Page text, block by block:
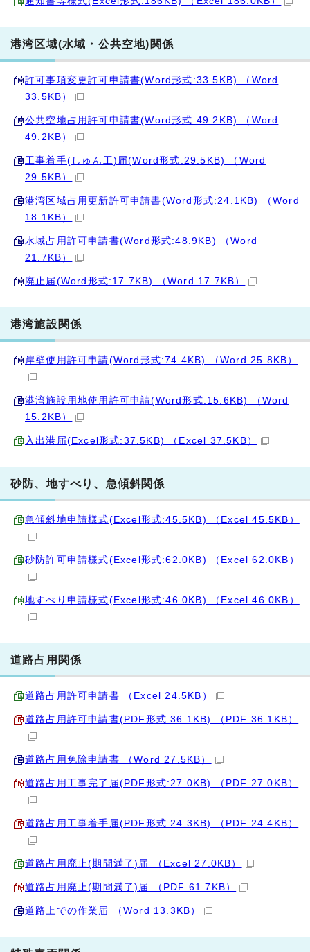
港湾区域(水域・公共空地)関係
許可事項変更許可申請書(Word形式:33.5KB) （Word
33.5KB）
公共空地占用許可申請書(Word形式:49.2KB) （Word
49.2KB）
工事着手(しゅん工)届(Word形式:29.5KB) （Word
29.5KB）
港湾区域占用更新許可申請書(Word形式:24.1KB) （Word
18.1KB）
水域占用許可申請書(Word形式:48.9KB) （Word
21.7KB）
廃止届(Word形式:17.7KB) （Word 17.7KB）
港湾施設関係
岸壁使用許可申請(Word形式:74.4KB) （Word 25.8KB）
港湾施設用地使用許可申請(Word形式:15.6KB) （Word
15.2KB）
入出港届(Excel形式:37.5KB) （Excel 37.5KB）
砂防、地すべり、急傾斜関係
急傾斜地申請様式(Excel形式:45.5KB) （Excel 45.5KB）
砂防許可申請様式(Excel形式:62.0KB) （Excel 62.0KB）
地すべり申請様式(Excel形式:46.0KB) （Excel 46.0KB）
道路占用関係
道路占用許可申請書 （Excel 24.5KB）
道路占用許可申請書(PDF形式:36.1KB) （PDF 36.1KB）
道路占用免除申請書 （Word 27.5KB）
道路占用工事完了届(PDF形式:27.0KB) （PDF 27.0KB）
道路占用工事着手届(PDF形式:24.3KB) （PDF 24.4KB）
道路占用廃止(期間満了)届 （Excel 27.0KB）
道路占用廃止(期間満了)届 （PDF 61.7KB）
道路上での作業届 （Word 13.3KB）